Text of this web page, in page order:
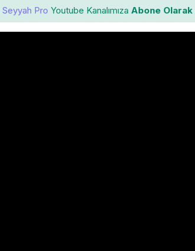
Seyyah Pro Youtube Kanalımıza Abone Olarak